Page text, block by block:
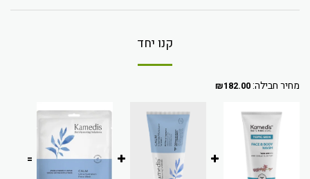
קנו יחד
מחיר חבילה: ₪182.00
=